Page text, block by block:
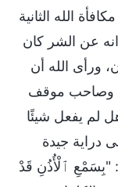
الله الثانية
عن الشر كان
ورأى الله أن
وصاحب موقف
لم يفعل شيئًا
دراية جيدة
ٱلْأُذُنِ قَدْ